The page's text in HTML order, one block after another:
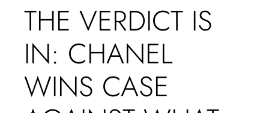
THE VERDICT IS
IN: CHANEL
WINS CASE